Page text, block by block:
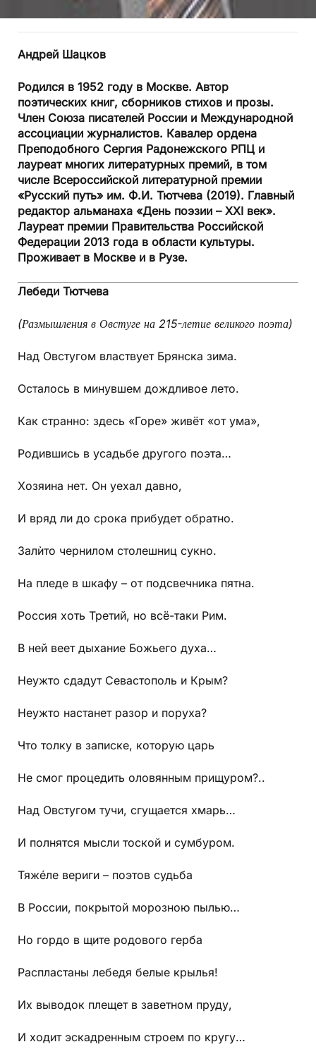
Андрей Шацков
Родился в 1952 году в Москве. Автор
поэтических книг, сборников стихов и прозы.
Член Союза писателей России и Международной
ассоциации журналистов. Кавалер ордена
Преподобного Сергия Радонежского РПЦ и
лауреат многих литературных премий, в том
числе Всероссийской литературной премии
«Русский путь» им. Ф.И. Тютчева (2019). Главный
редактор альманаха «День поэзии – ХХI век».
Лауреат премии Правительства Российской
Федерации 2013 года в области культуры.
Проживает в Москве и в Рузе.
Лебеди Тютчева
(Размышления в Овстуге на 215-летие великого поэта)
Над Овстугом властвует Брянска зима.
Осталось в минувшем дождливое лето.
Как странно: здесь «Горе» живёт «от ума»,
Родившись в усадьбе другого поэта…
Хозяина нет. Он уехал давно,
И вряд ли до срока прибудет обратно.
Залѝто чернилом столешниц сукно.
На пледе в шкафу – от подсвечника пятна.
Россия хоть Третий, но всё-таки Рим.
В ней веет дыхание Божьего духа…
Неужто сдадут Севастополь и Крым?
Неужто настанет разор и поруха?
Что толку в записке, которую царь
Не смог процедить оловянным прищуром?..
Над Овстугом тучи, сгущается хмарь…
И полнятся мысли тоской и сумбуром.
Тяжéле вериги – поэтов судьба
В России, покрытой морозною пылью…
Но гордо в щите родового герба
Распластаны лебедя белые крылья!
Их выводок плещет в заветном пруду,
И ходит эскадренным строем по кругу…